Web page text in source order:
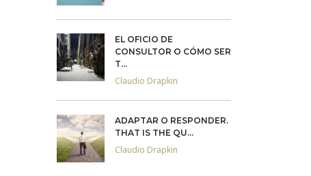
EL OFICIO DE
CONSULTOR O CÓMO SER
T...
Claudio Drapkin
ADAPTAR O RESPONDER.
THAT IS THE QU...
Claudio Drapkin